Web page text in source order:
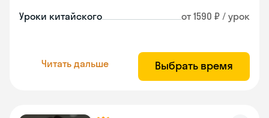
Уроки китайского от 1590 ₽ / урок
Читать дальше Выбрать время